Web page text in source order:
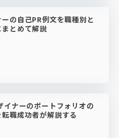
の自己PR例文を職種別と
とめて解説
イナーのポートフォリオの
職成功者が解説する